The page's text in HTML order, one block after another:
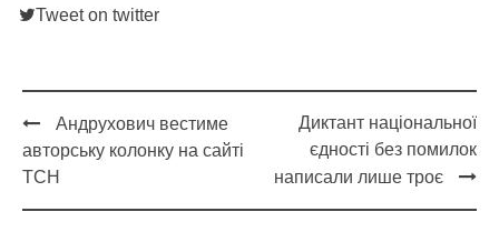
Tweet on twitter
Post
navigation
Андрухович вестиме
авторську колонку на сайті
ТСН
Диктант національної
єдності без помилок
написали лише троє